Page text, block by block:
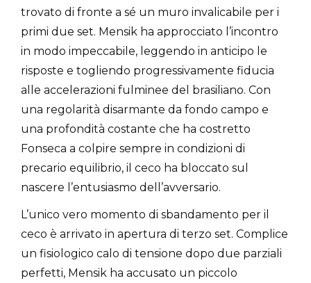
trovato di fronte a sé un muro invalicabile per i
primi due set. Mensik ha approcciato l’incontro
in modo impeccabile, leggendo in anticipo le
risposte e togliendo progressivamente fiducia
alle accelerazioni fulminee del brasiliano. Con
una regolarità disarmante da fondo campo e
una profondità costante che ha costretto
Fonseca a colpire sempre in condizioni di
precario equilibrio, il ceco ha bloccato sul
nascere l’entusiasmo dell’avversario.
L’unico vero momento di sbandamento per il
ceco è arrivato in apertura di terzo set. Complice
un fisiologico calo di tensione dopo due parziali
perfetti, Mensik ha accusato un piccolo